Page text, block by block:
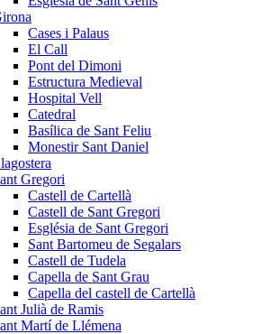
Cases i Palaus
El Call
Pont del Dimoni
Estructura Medieval
Hospital Vell
Catedral
Basílica de Sant Feliu
Monestir Sant Daniel
Gregori
Castell de Cartellà
Castell de Sant Gregori
Església de Sant Gregori
Sant Bartomeu de Segalars
Castell de Tudela
Capella de Sant Grau
Capella del castell de Cartellà
Julià de Ramis
Martí de Llémena